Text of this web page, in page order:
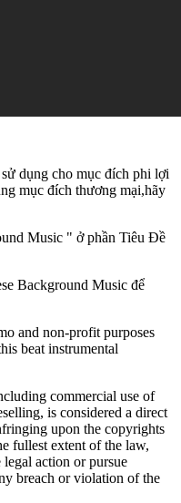
dụng cho mục đích phi lợi
mục đích thương mại,hãy
Music " ở phần Tiêu Đề
Background Music để
and non-profit purposes
beat instrumental
commercial use of
is considered a direct
upon the copyrights
fullest extent of the law,
action or pursue
breach or violation of the